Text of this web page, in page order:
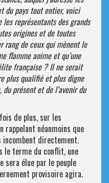
du pays tout entier, voici
représentants des grands
origines et de toutes
rang de ceux qui mènent le
flamme anime et qu’une
française ? Il ne serait
plus qualifié et plus digne
présent et de l’avenir du
de plus, sur les
rappelant néanmoins que
incombent directement.
le terme du conflit, une
sera élue par le peuple
provisoire agira.